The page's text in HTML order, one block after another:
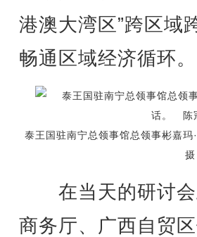
港澳大湾区”跨区域
畅通区域经济循环。
泰王国驻南宁总领事馆总领事彬嘉
摄
在当天的研讨会
商务厅、广西自贸